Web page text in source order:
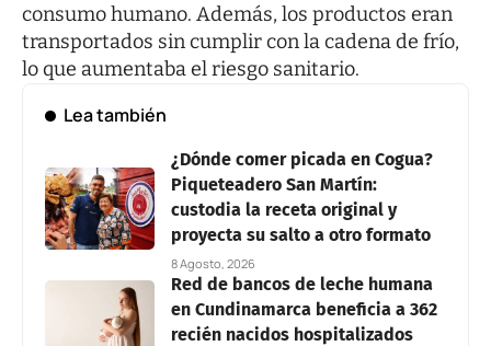
consumo humano. Además, los productos eran
transportados sin cumplir con la cadena de frío,
lo que aumentaba el riesgo sanitario.
Lea también
¿Dónde comer picada en Cogua?
Piqueteadero San Martín:
custodia la receta original y
proyecta su salto a otro formato
8 Agosto, 2026
Red de bancos de leche humana
en Cundinamarca beneficia a 362
recién nacidos hospitalizados